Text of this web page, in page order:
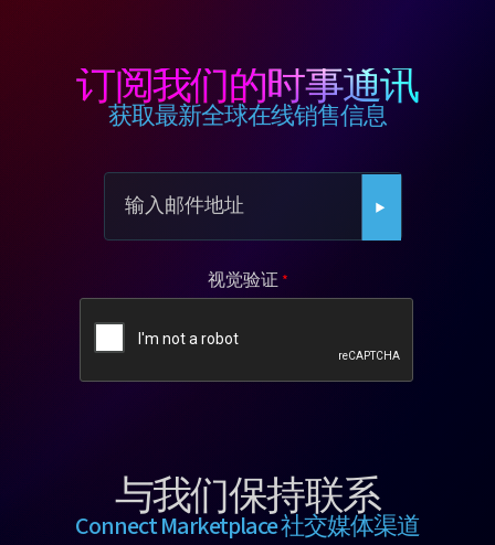
订阅我们的时事通讯
获取最新全球在线销售信息
视觉验证
与我们保持联系
Connect Marketplace 社交媒体渠道